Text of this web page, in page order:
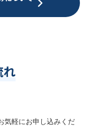
れ
気軽にお申し込みくだ